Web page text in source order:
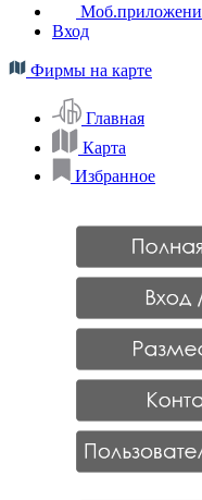
Вход
Фирмы на карте
Главная
Карта
Избранное